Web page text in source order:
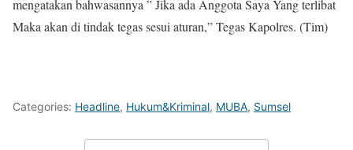
mengatakan bahwasannya ” Jika ada Anggota Saya Yang terlibat
Maka akan di tindak tegas sesui aturan,” Tegas Kapolres. (Tim)
Categories: Headline, Hukum&Kriminal, MUBA, Sumsel